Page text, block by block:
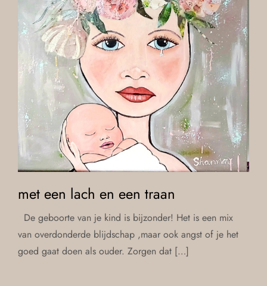
met een lach en een traan
De geboorte van je kind is bijzonder! Het is een mix
van overdonderde blijdschap ,maar ook angst of je het
goed gaat doen als ouder. Zorgen dat […]